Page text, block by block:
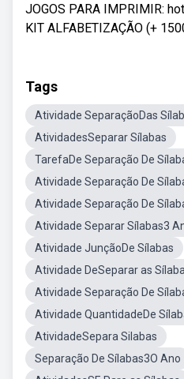
JOGOS PARA IMPRIMIR:
KIT ALFABETIZAÇÃO (+
Tags
Atividade SeparaçãoDas
AtividadesSeparar Sílabas
TarefaDe Separação De
Atividade Separação De
Atividade Separação De
Atividade Separar Sílabas3
Atividade JunçãoDe Sílabas
Atividade DeSeparar as
Atividade Separação De
Atividade QuantidadeDe
AtividadeSepara Silabas
Separação De Sílabas3O Ano